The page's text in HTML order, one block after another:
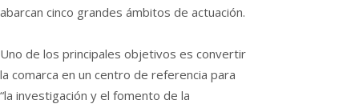
abarcan cinco grandes ámbitos de actuación.
Uno de los principales objetivos es convertir
la comarca en un centro de referencia para
“la investigación y el fomento de la